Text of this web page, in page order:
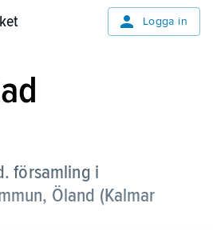
Logga in
församling i
Öland (Kalmar